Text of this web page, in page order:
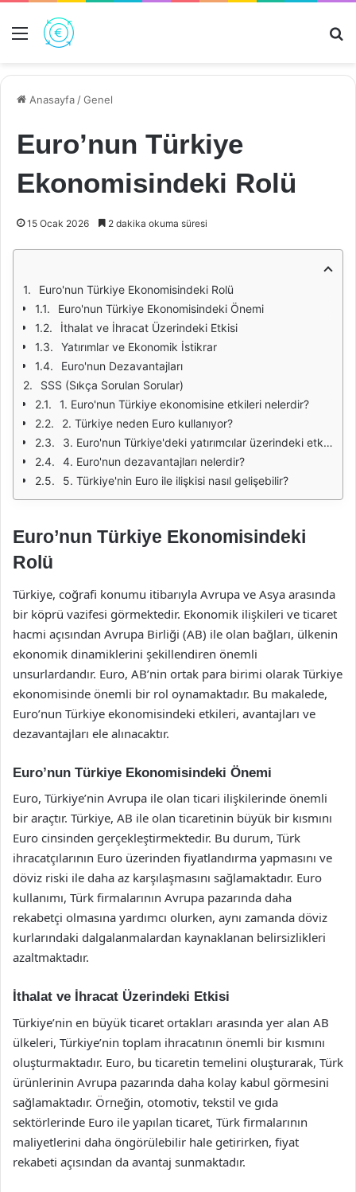
Menü
Anasayfa /Genel
Euro’nun Türkiye
Ekonomisindeki Rolü
15 Ocak 2026 2 dakika okuma süresi
Euro'nun Türkiye Ekonomisindeki Rolü
Euro'nun Türkiye Ekonomisindeki Önemi
İthalat ve İhracat Üzerindeki Etkisi
Yatırımlar ve Ekonomik İstikrar
Euro'nun Dezavantajları
SSS (Sıkça Sorulan Sorular)
1. Euro'nun Türkiye ekonomisine etkileri nelerdir?
2. Türkiye neden Euro kullanıyor?
3. Euro'nun Türkiye'deki yatırımcılar üzerindeki etkisi nedir?
4. Euro'nun dezavantajları nelerdir?
5. Türkiye'nin Euro ile ilişkisi nasıl gelişebilir?
Euro’nun Türkiye Ekonomisindeki
Rolü
Türkiye, coğrafi konumu itibarıyla Avrupa ve Asya arasında
bir köprü vazifesi görmektedir. Ekonomik ilişkileri ve ticaret
hacmi açısından Avrupa Birliği (AB) ile olan bağları, ülkenin
ekonomik dinamiklerini şekillendiren önemli
unsurlardandır. Euro, AB’nin ortak para birimi olarak Türkiye
ekonomisinde önemli bir rol oynamaktadır. Bu makalede,
Euro’nun Türkiye ekonomisindeki etkileri, avantajları ve
dezavantajları ele alınacaktır.
Euro’nun Türkiye Ekonomisindeki Önemi
Euro, Türkiye’nin Avrupa ile olan ticari ilişkilerinde önemli
bir araçtır. Türkiye, AB ile olan ticaretinin büyük bir kısmını
Euro cinsinden gerçekleştirmektedir. Bu durum, Türk
ihracatçılarının Euro üzerinden fiyatlandırma yapmasını ve
döviz riski ile daha az karşılaşmasını sağlamaktadır. Euro
kullanımı, Türk firmalarının Avrupa pazarında daha
rekabetçi olmasına yardımcı olurken, aynı zamanda döviz
kurlarındaki dalgalanmalardan kaynaklanan belirsizlikleri
azaltmaktadır.
İthalat ve İhracat Üzerindeki Etkisi
Türkiye’nin en büyük ticaret ortakları arasında yer alan AB
ülkeleri, Türkiye’nin toplam ihracatının önemli bir kısmını
oluşturmaktadır. Euro, bu ticaretin temelini oluşturarak, Türk
ürünlerinin Avrupa pazarında daha kolay kabul görmesini
sağlamaktadır. Örneğin, otomotiv, tekstil ve gıda
sektörlerinde Euro ile yapılan ticaret, Türk firmalarının
maliyetlerini daha öngörülebilir hale getirirken, fiyat
rekabeti açısından da avantaj sunmaktadır.